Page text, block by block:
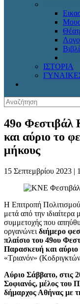
ΙΣΤΟΡΙΑ
49ο
και αύριο το
μήκους
15 Σεπτεμβρίου 2023 |
Η Επιτροπή
μετά από την
συμμετοχής που
οργανώνει διήμερο
πλαίσιο του 49ου
Παρασκευή και
«Τριανόν»
Αύριο Σάββατο, στις
Σοφιανός, μέλος του
δήμαρχος Αθήνας με